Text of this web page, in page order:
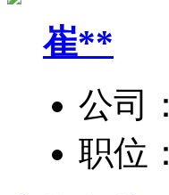
崔**
公司：
职位：